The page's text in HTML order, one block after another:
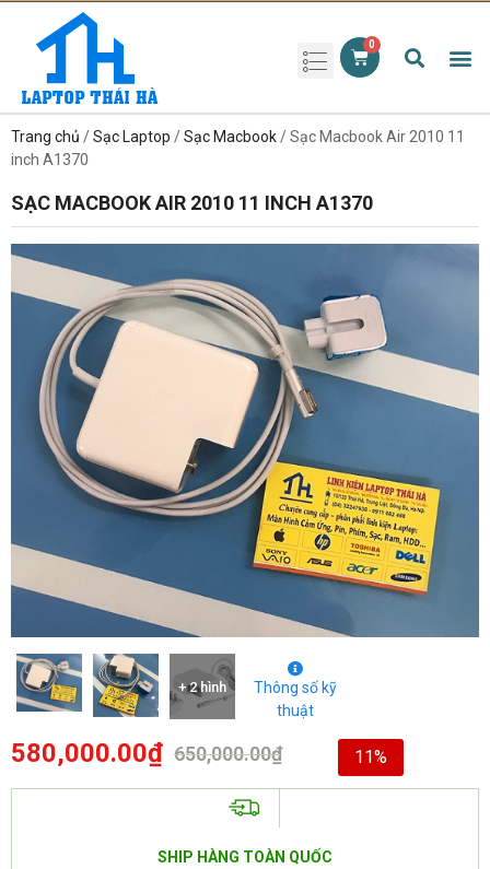
Trang chủ /Sạc Laptop /Sạc Macbook/ Sạc Macbook Air 2010 11
inch A1370
SẠC MACBOOK AIR 2010 11 INCH A1370
+ 2 hình
Thông số kỹ
thuật
650,000.00₫
580,000.00₫ 11%
SHIP HÀNG TOÀN QUỐC